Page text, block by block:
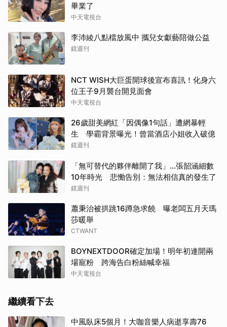
畢業了
中天電視台
李沛綾八點檔放風中 攜兒女獻藝陪做公益
鏡週刊
NCT WISH大巨蛋開球後宣布喜訊！化身六
位王子9月襲台開見面會
中天電視台
26歲甜美網紅「因偶像1句話」遭網暴輕
生 學霸背景曝光！曾當酒店小姐收入破億
鏡週刊
「無可替代的夥伴離開了我」…張韶涵細數
10年時光 悲慟告別：無法相信真的發生了
鏡週刊
蕭秉治被拱跳16蹲急求饒 曝老闆五月天瑪
莎暖舉
CTWANT
BOYNEXTDOOR確定加場！明年初連開兩
場寵粉 跨海告白粉絲喊幸福
中天電視台
繼續看下去
中風臥床5個月！大咖音樂人病逝享壽76